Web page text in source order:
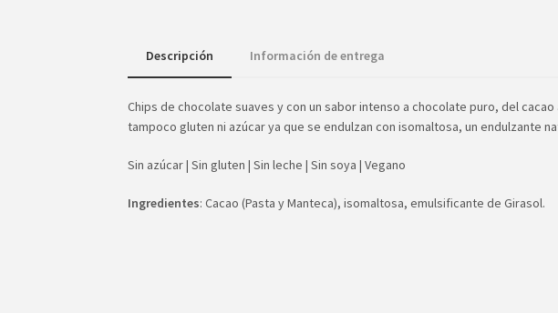
Descripción Información de entrega
Chips de chocolate suaves y con un sabor intenso a chocolate puro, del
tampoco gluten ni azúcar ya que se endulzan con isomaltosa, un endulzante
Sin azúcar | Sin gluten | Sin leche | Sin soya | Vegano
Ingredientes: Cacao (Pasta y Manteca), isomaltosa, emulsificante de Girasol.